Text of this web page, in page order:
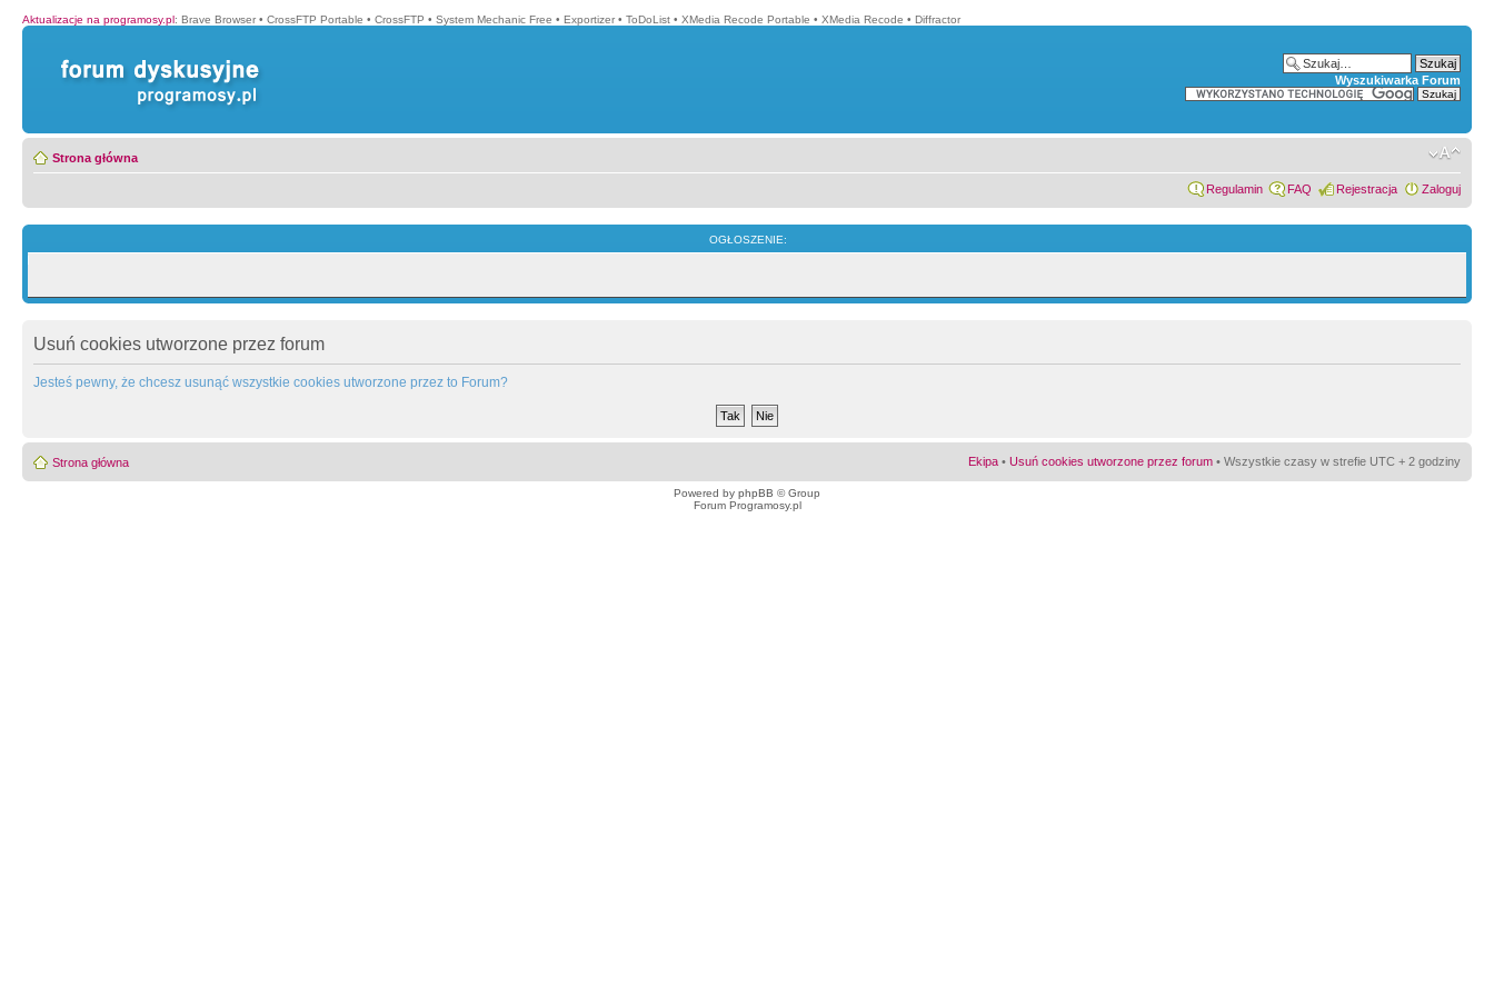
Aktualizacje na programosy.pl: Brave Browser • CrossFTP Portable • CrossFTP • System Mechanic Free • Exportizer • ToDoList • XMedia Recode Portable • XMedia Recode • Diffractor
Wyszukiwarka Forum
Strona główna
Regulamin FAQ Rejestracja Zaloguj
OGŁOSZENIE:
Usuń cookies utworzone przez forum
Jesteś pewny, że chcesz usunąć wszystkie cookies utworzone przez to Forum?
Strona główna Ekipa • Usuń cookies utworzone przez forum • Wszystkie czasy w strefie UTC + 2 godziny
Powered by phpBB © Group
Forum Programosy.pl